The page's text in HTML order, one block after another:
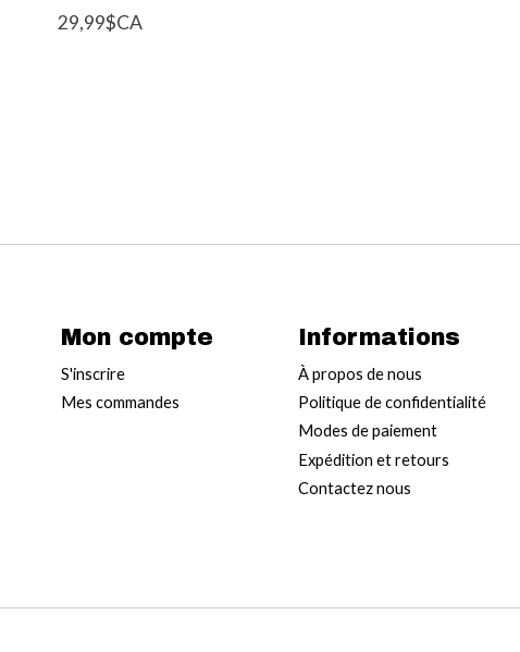
29,99$CA
Mon compte
S'inscrire
Mes commandes
Informations
À propos de nous
Politique de confidentialité
Modes de paiement
Expédition et retours
Contactez nous